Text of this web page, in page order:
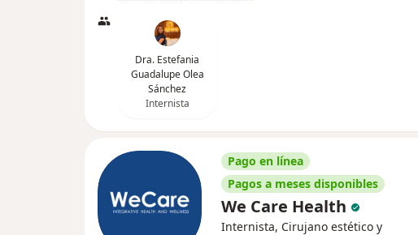
Dra. Estefania
Guadalupe Olea
Sánchez
Internista
Pago en línea
Pagos a meses disponibles
We Care Health
Internista, Cirujano estético y